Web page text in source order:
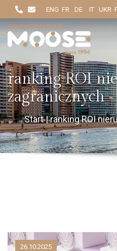
ENG FR DE IT UKR
ranking ROI
zagranicznych
Start|ranking ROI
26.10.2025